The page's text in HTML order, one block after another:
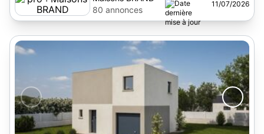
80 annonces
11/07/2026